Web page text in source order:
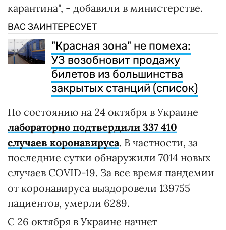
карантина", - добавили в министерстве.
ВАС ЗАИНТЕРЕСУЕТ
"Красная зона" не помеха:
УЗ возобновит продажу
билетов из большинства
закрытых станций (список)
По состоянию на 24 октября в Украине
лабораторно подтвердили 337 410
случаев коронавируса. В частности, за
последние сутки обнаружили 7014 новых
случаев COVID-19. За все время пандемии
от коронавируса выздоровели 139755
пациентов, умерли 6289.
С 26 октября в Украине начнет